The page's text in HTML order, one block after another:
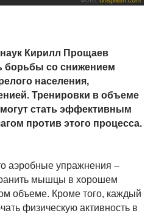
Кирилл Прощаев
борьбы со снижением
населения,
Тренировки в объеме
стать эффективным
против этого процесса.
аэробные упражнения –
мышцы в хорошем
объеме. Кроме того, каждый
физическую активность в